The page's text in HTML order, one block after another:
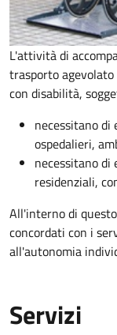
L'attività di
trasporto
con disabilità,
necessitano
ospedalieri,
necessitano
residenziali,
All'interno di
concordati con i
all'autonomia
Servizi